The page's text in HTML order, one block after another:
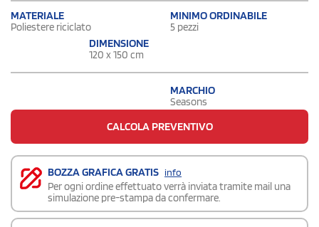
MATERIALE
Poliestere riciclato
MINIMO ORDINABILE
5 pezzi
DIMENSIONE
120 x 150 cm
MARCHIO
Seasons
CALCOLA PREVENTIVO
BOZZA GRAFICA GRATIS info
Per ogni ordine effettuato verrà inviata tramite mail una
simulazione pre-stampa da confermare.